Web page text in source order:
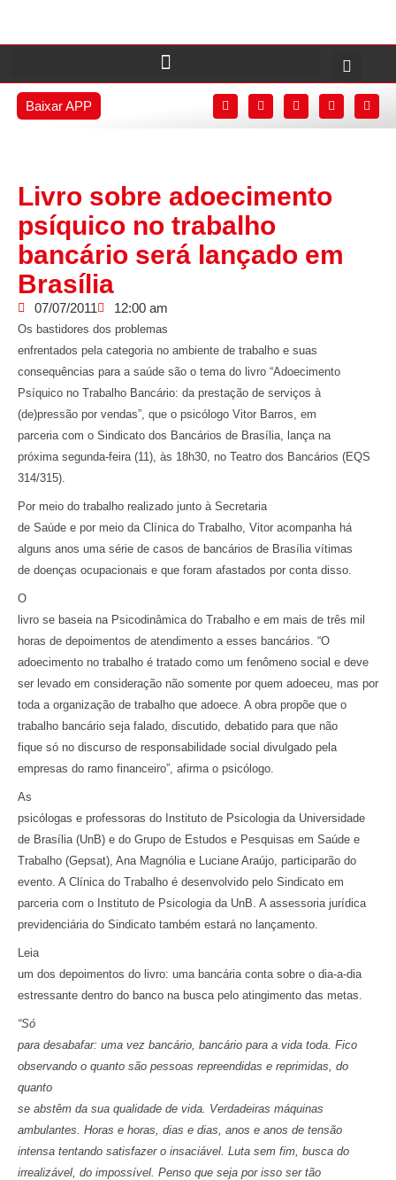
Baixar APP
Livro sobre adoecimento
psíquico no trabalho
bancário será lançado em
Brasília
07/07/2011 12:00 am
Os bastidores dos problemas
enfrentados pela categoria no ambiente de trabalho e suas
consequências para a saúde são o tema do livro “Adoecimento
Psíquico no Trabalho Bancário: da prestação de serviços à
(de)pressão por vendas”, que o psicólogo Vitor Barros, em
parceria com o Sindicato dos Bancários de Brasília, lança na
próxima segunda-feira (11), às 18h30, no Teatro dos Bancários (EQS
314/315).
Por meio do trabalho realizado junto à Secretaria
de Saúde e por meio da Clínica do Trabalho, Vitor acompanha há
alguns anos uma série de casos de bancários de Brasília vítimas
de doenças ocupacionais e que foram afastados por conta disso.
O
livro se baseia na Psicodinâmica do Trabalho e em mais de três mil
horas de depoimentos de atendimento a esses bancários. “O
adoecimento no trabalho é tratado como um fenômeno social e deve
ser levado em consideração não somente por quem adoeceu, mas por
toda a organização de trabalho que adoece. A obra propõe que o
trabalho bancário seja falado, discutido, debatido para que não
fique só no discurso de responsabilidade social divulgado pela
empresas do ramo financeiro”, afirma o psicólogo.
As
psicólogas e professoras do Instituto de Psicologia da Universidade
de Brasília (UnB) e do Grupo de Estudos e Pesquisas em Saúde e
Trabalho (Gepsat), Ana Magnólia e Luciane Araújo, participarão do
evento. A Clínica do Trabalho é desenvolvido pelo Sindicato em
parceria com o Instituto de Psicologia da UnB. A assessoria jurídica
previdenciária do Sindicato também estará no lançamento.
Leia
um dos depoimentos do livro: uma bancária conta sobre o dia-a-dia
estressante dentro do banco na busca pelo atingimento das metas.
“Só
para desabafar: uma vez bancário, bancário para a vida toda. Fico
observando o quanto são pessoas repreendidas e reprimidas, do
quanto
se abstêm da sua qualidade de vida. Verdadeiras máquinas
ambulantes. Horas e horas, dias e dias, anos e anos de tensão
intensa tentando satisfazer o insaciável. Luta sem fim, busca do
irrealizável, do impossível. Penso que seja por isso ser tão